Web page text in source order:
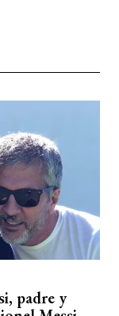
padre y